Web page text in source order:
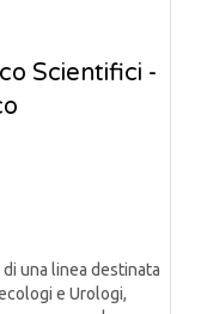
Scientifici -
una linea destinata
e Urologi,